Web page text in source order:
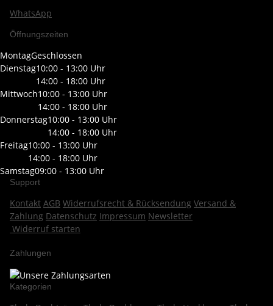
WhatsApp
Öffnungszeiten
MontagGeschlossen
Dienstag10:00 - 13:00 Uhr
14:00 - 18:00 Uhr
Mittwoch10:00 - 13:00 Uhr
14:00 - 18:00 Uhr
Donnerstag10:00 - 13:00 Uhr
14:00 - 18:00 Uhr
Freitag10:00 - 13:00 Uhr
14:00 - 18:00 Uhr
Samstag09:00 - 13:00 Uhr
Support
Kontakt AGB Widerrufsrecht & Rücksendung Versand &
Zahlung Datenschutz Impressum Newsletter
Widerruf starten
Zahlungen
Kategorien